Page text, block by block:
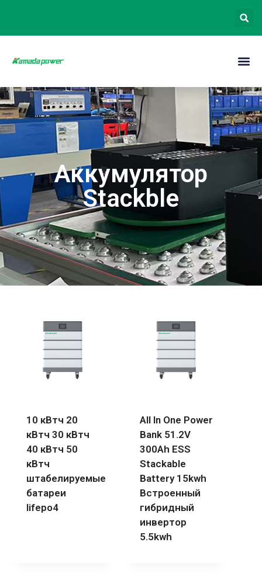
Аккумулятор
Stackble
10 кВтч 20
кВтч 30 кВтч
40 кВтч 50
кВтч
штабелируемые
батареи
lifepo4
All In One Power
Bank 51.2V
300Ah ESS
Stackable
Battery 15kwh
Встроенный
гибридный
инвертор
5.5kwh